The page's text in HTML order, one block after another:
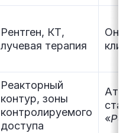
Рентген, КТ,
лучевая терапия
Реакторный
контур, зоны
контролируемого
доступа
«